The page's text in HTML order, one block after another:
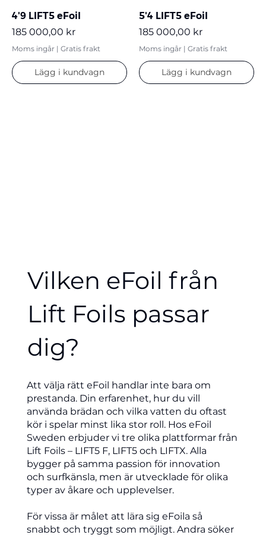
4'9 LIFT5 eFoil
Pris
185 000,00 kr
Moms ingår | Gratis frakt
Lägg i kundvagn
5'4 LIFT5 eFoil
Pris
185 000,00 kr
Moms ingår | Gratis frakt
Lägg i kundvagn
Vilken eFoil från
Lift Foils passar
dig?
Att välja rätt eFoil handlar inte bara om
prestanda. Din erfarenhet, hur du vill
använda brädan och vilka vatten du oftast
kör i spelar minst lika stor roll. Hos eFoil
Sweden erbjuder vi tre olika plattformar från
Lift Foils – LIFT5 F, LIFT5 och LIFTX. Alla
bygger på samma passion för innovation
och surfkänsla, men är utvecklade för olika
typer av åkare och upplevelser.
För vissa är målet att lära sig eFoila så
snabbt och tryggt som möjligt. Andra söker